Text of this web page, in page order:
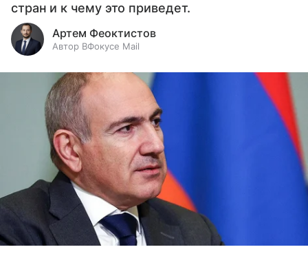
стран и к чему это приведет.
Артем Феоктистов
Автор ВФокусе Mail